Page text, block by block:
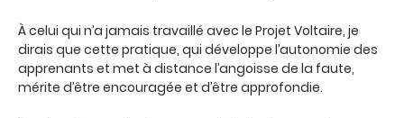
À celui qui n’a jamais travaillé avec le Projet Voltaire, je
dirais que cette pratique, qui développe l’autonomie des
apprenants et met à distance l’angoisse de la faute,
mérite d’être encouragée et d’être approfondie.